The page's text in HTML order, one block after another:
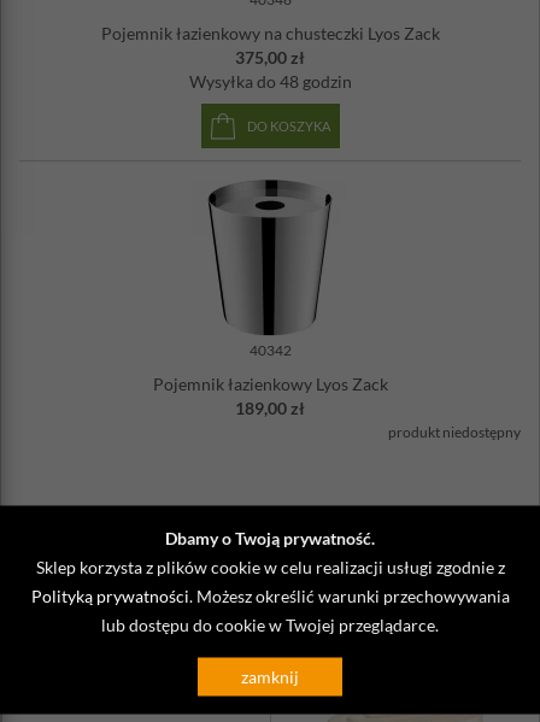
Dbamy o Twoją prywatność.
Sklep korzysta z plików cookie w celu realizacji usługi zgodnie z
Polityką prywatności . Możesz określić warunki przechowywania
lub dostępu do cookie w Twojej przeglądarce.
zamknij
Pojemnik łazienkowy na chusteczki Lyos Zack
375,00 zł
Wysyłka do 48 godzin
DO KOSZYKA
40342
Pojemnik łazienkowy Lyos Zack
189,00 zł
produkt niedostępny
Zobacz także